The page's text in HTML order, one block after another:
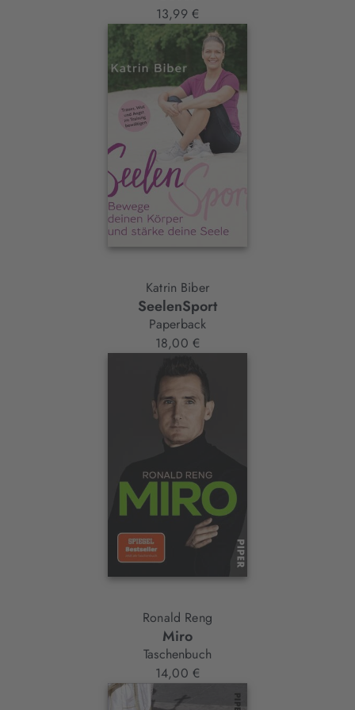
13,99 €
Katrin Biber
SeelenSport
Paperback
18,00 €
Ronald Reng
Miro
Taschenbuch
14,00 €